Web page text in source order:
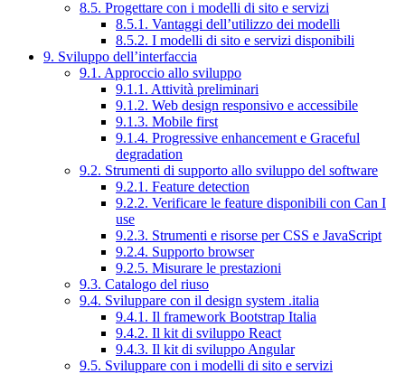
8.5. Progettare con i modelli di sito e servizi
8.5.1. Vantaggi dell’utilizzo dei modelli
8.5.2. I modelli di sito e servizi disponibili
9. Sviluppo dell’interfaccia
9.1. Approccio allo sviluppo
9.1.1. Attività preliminari
9.1.2. Web design responsivo e accessibile
9.1.3. Mobile first
9.1.4. Progressive enhancement e Graceful
degradation
9.2. Strumenti di supporto allo sviluppo del software
9.2.1. Feature detection
9.2.2. Verificare le feature disponibili con Can I
use
9.2.3. Strumenti e risorse per CSS e JavaScript
9.2.4. Supporto browser
9.2.5. Misurare le prestazioni
9.3. Catalogo del riuso
9.4. Sviluppare con il design system .italia
9.4.1. Il framework Bootstrap Italia
9.4.2. Il kit di sviluppo React
9.4.3. Il kit di sviluppo Angular
9.5. Sviluppare con i modelli di sito e servizi